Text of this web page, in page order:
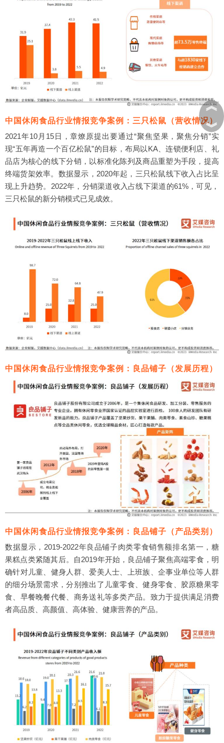
中国休闲食品行业情报竞争案例：三只松鼠（营收情况）
2021年10月15日，章燎原提出要通过“聚焦坚果，聚焦分销”实
现“五年再造一个百亿松鼠”的目标，布局以KA、连锁便利店、礼
品店为核心的线下分销，以标准化陈列及商品重塑为手段，提高
终端货架效率。数据显示，2020年起，三只松鼠线下收入占比呈
现上升趋势。2022年，分销渠道收入占线下渠道的61%，可见，
三只松鼠的新分销模式已见成效。
中国休闲食品行业情报竞争案例：良品铺子（发展历程）
中国休闲食品行业情报竞争案例：良品铺子（产品类别）
数据显示，2019-2022年良品铺子肉类零食销售额排名第一，糖
果糕点类紧随其后。自2019年开始，良品铺子聚焦高端零食，明
确针对儿童、健身人群、爱美人士、上班族、企事业单位等人群
的细分场景需求，分别推出了儿童零食、健身零食、胶原糖果零
食、早餐晚餐代餐、商务送礼等多类产品。致力于提供满足消费
者高品质、高颜值、高体验、健康营养的产品。
︽
︾